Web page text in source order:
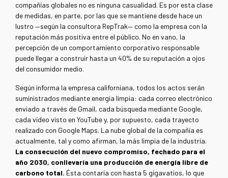
compañías globales no es ninguna casualidad. Es por esta clase
de medidas, en parte, por las que se mantiene desde hace un
lustro —según la consultora RepTrak— como la empresa con la
reputación más positiva entre el público. No en vano, la
percepción de un comportamiento corporativo responsable
puede llegar a construir hasta un 40% de su reputación a ojos
del consumidor medio.
Según informa la empresa californiana, todos los actos serán
suministrados mediante energía limpia: cada correo electrónico
enviado a través de Gmail, cada búsqueda mediante Google,
cada vídeo visto en YouTube y, por supuesto, cada trayecto
realizado con Google Maps. La nube global de la compañía es
actualmente, tal y como afirman, la más limpia de la industria.
La consecución del nuevo compromiso, fechado para el
año 2030, conllevaría una producción de energía libre de
carbono total. Ésta contaría con hasta 5 gigavatios, lo que